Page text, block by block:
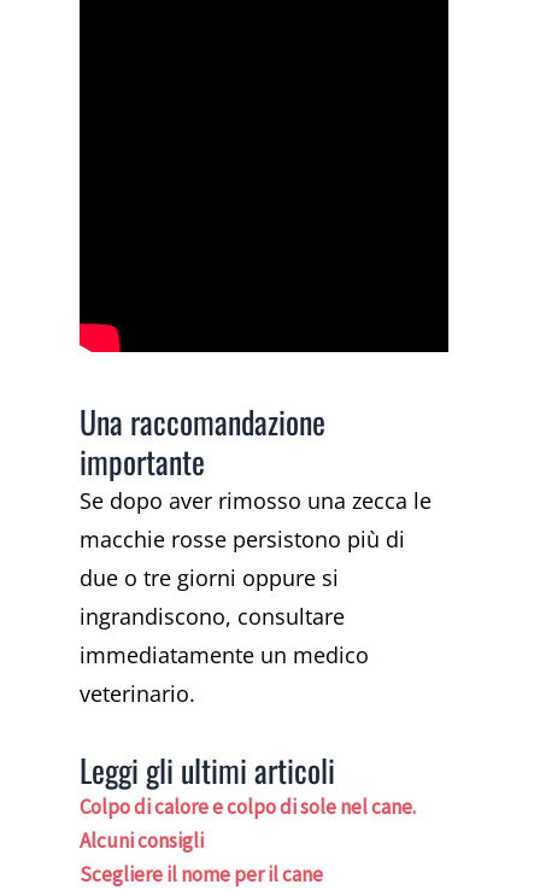
Una raccomandazione
importante
Se dopo aver rimosso una zecca le
macchie rosse persistono più di
due o tre giorni oppure si
ingrandiscono, consultare
immediatamente un medico
veterinario.
Leggi gli ultimi articoli
Colpo di calore e colpo di sole nel cane.
Alcuni consigli
Scegliere il nome per il cane